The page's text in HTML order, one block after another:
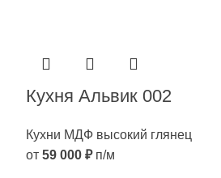
Кухня Альвик 002
Кухни МДФ высокий глянец
от 59 000 ₽п/м